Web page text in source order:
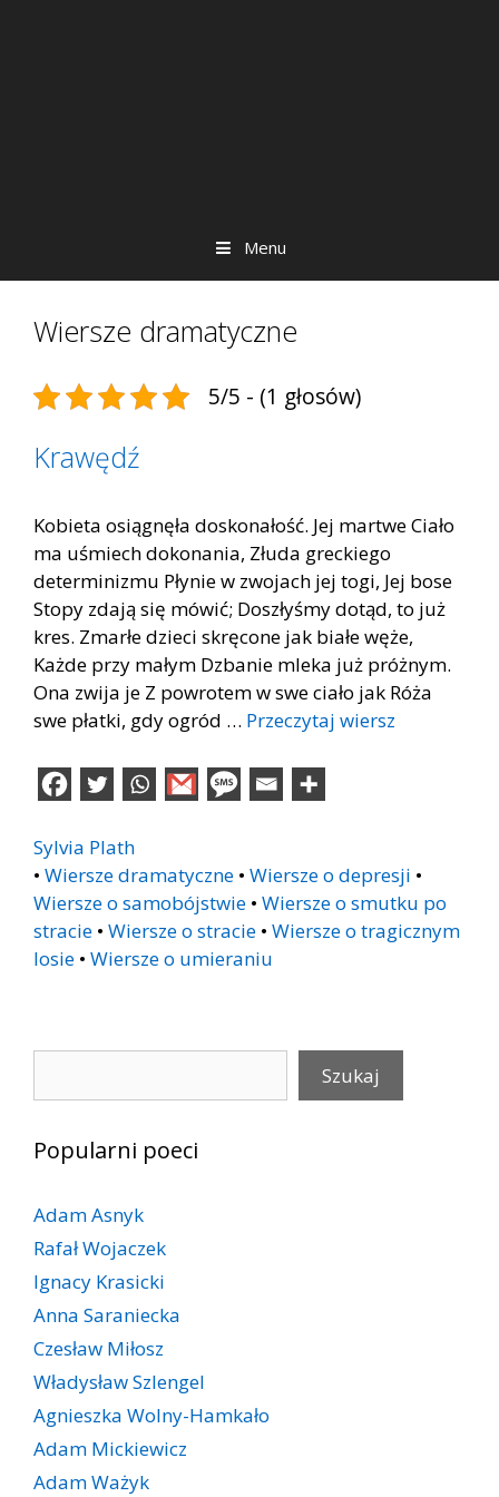
Menu
Wiersze dramatyczne
5/5 - (1 głosów)
Krawędź
Kobieta osiągnęła doskonałość. Jej martwe Ciało
ma uśmiech dokonania, Złuda greckiego
determinizmu Płynie w zwojach jej togi, Jej bose
Stopy zdają się mówić; Doszłyśmy dotąd, to już
kres. Zmarłe dzieci skręcone jak białe węże,
Każde przy małym Dzbanie mleka już próżnym.
Ona zwija je Z powrotem w swe ciało jak Róża
swe płatki, gdy ogród … Przeczytaj wiersz
Sylvia Plath
• Wiersze dramatyczne • Wiersze o depresji •
Wiersze o samobójstwie • Wiersze o smutku po
stracie • Wiersze o stracie • Wiersze o tragicznym
losie • Wiersze o umieraniu
Szukaj
Popularni poeci
Adam Asnyk
Rafał Wojaczek
Ignacy Krasicki
Anna Saraniecka
Czesław Miłosz
Władysław Szlengel
Agnieszka Wolny-Hamkało
Adam Mickiewicz
Adam Ważyk